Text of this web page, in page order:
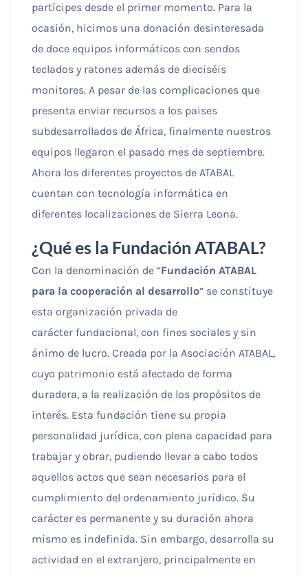
partícipes desde el primer momento. Para la
ocasión, hicimos una donación desinteresada
de doce equipos informáticos con sendos
teclados y ratones además de dieciséis
monitores. A pesar de las complicaciones que
presenta enviar recursos a los paises
subdesarrollados de África, finalmente nuestros
equipos llegaron el pasado mes de septiembre.
Ahora los diferentes proyectos de ATABAL
cuentan con tecnología informática en
diferentes localizaciones de Sierra Leona.
¿Qué es la Fundación ATABAL?
Con la denominación de “Fundación ATABAL
para la cooperación al desarrollo” se constituye
esta organización privada de
carácter fundacional, con fines sociales y sin
ánimo de lucro. Creada por la Asociación ATABAL,
cuyo patrimonio está afectado de forma
duradera, a la realización de los propósitos de
interés. Esta fundación tiene su propia
personalidad jurídica, con plena capacidad para
trabajar y obrar, pudiendo llevar a cabo todos
aquellos actos que sean necesarios para el
cumplimiento del ordenamiento jurídico. Su
carácter es permanente y su duración ahora
mismo es indefinida. Sin embargo, desarrolla su
actividad en el extranjero, principalmente en
desaparecerán
de la web.
Marketing
Al compartir tus
comportamiento
mientras visitas
nuestro sitio,
aumentas la
ver contenido y
ofertas